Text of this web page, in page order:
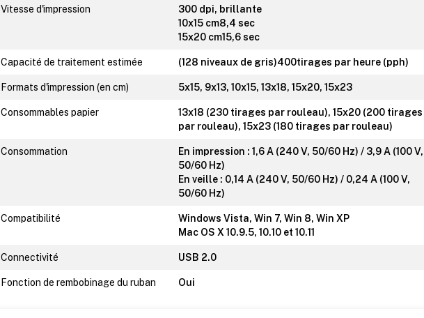
Vitesse d'impression
300 dpi, brillante
10x15 cm8,4 sec
15x20 cm15,6 sec
Capacité de traitement estimée (128 niveaux de gris)400tirages par heure (pph)
Formats d'impression (en cm) 5x15, 9x13, 10x15, 13x18, 15x20, 15x23
Consommables papier
13x18 (230 tirages par rouleau), 15x20 (200 tirages
par rouleau), 15x23 (180 tirages par rouleau)
Consommation
En impression : 1,6 A (240 V, 50/60 Hz) / 3,9 A (100 V,
50/60 Hz)
En veille : 0,14 A (240 V, 50/60 Hz) / 0,24 A (100 V,
50/60 Hz)
Compatibilité
Windows Vista, Win 7, Win 8, Win XP
Mac OS X 10.9.5, 10.10 et 10.11
Connectivité USB 2.0
Fonction de rembobinage du ruban Oui